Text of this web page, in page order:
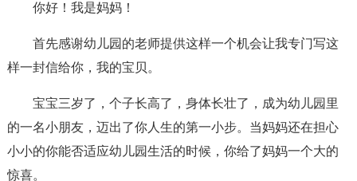
你好！我是妈妈！
首先感谢幼儿园的老师提供这样一个机会让我专门写这
样一封信给你，我的宝贝。
宝宝三岁了，个子长高了，身体长壮了，成为幼儿园里
的一名小朋友，迈出了你人生的第一小步。当妈妈还在担心
小小的你能否适应幼儿园生活的时候，你给了妈妈一个大的
惊喜。